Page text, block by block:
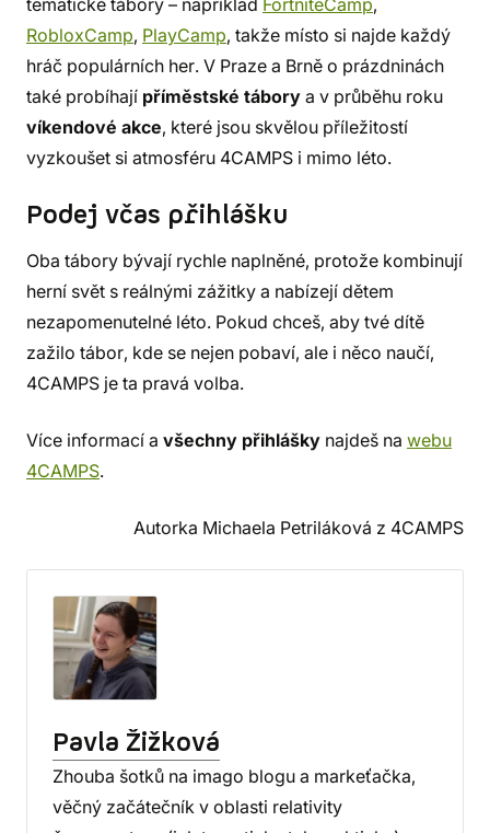
tematické tábory – například FortniteCamp,
RobloxCamp, PlayCamp, takže místo si najde každý
hráč populárních her. V Praze a Brně o prázdninách
také probíhají příměstské tábory a v průběhu roku
víkendové akce, které jsou skvělou příležitostí
vyzkoušet si atmosféru 4CAMPS i mimo léto.
Podej včas přihlášku
Oba tábory bývají rychle naplněné, protože kombinují
herní svět s reálnými zážitky a nabízejí dětem
nezapomenutelné léto. Pokud chceš, aby tvé dítě
zažilo tábor, kde se nejen pobaví, ale i něco naučí,
4CAMPS je ta pravá volba.
Více informací a všechny přihlášky najdeš na webu
4CAMPS.
Autorka Michaela Petriláková z 4CAMPS
Pavla Žižková
Zhouba šotků na imago blogu a markeťačka,
věčný začátečník v oblasti relativity